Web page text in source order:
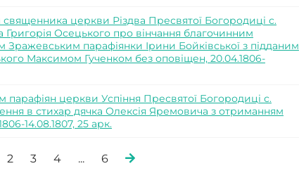
церкви Різдва Пресвятої Богородиці с.
Григорія Осецького про вінчання благочинним
Зражевським парафіянки Ірини Бойківської з підданим
Максимом Гученком без оповіщен, 20.04.1806-
парафіян церкви Успіння Пресвятої Богородиці с.
в стихар дячка Олексія Яремовича з отриманням
14.08.1807, 25 арк.
2 3 4 ... 6